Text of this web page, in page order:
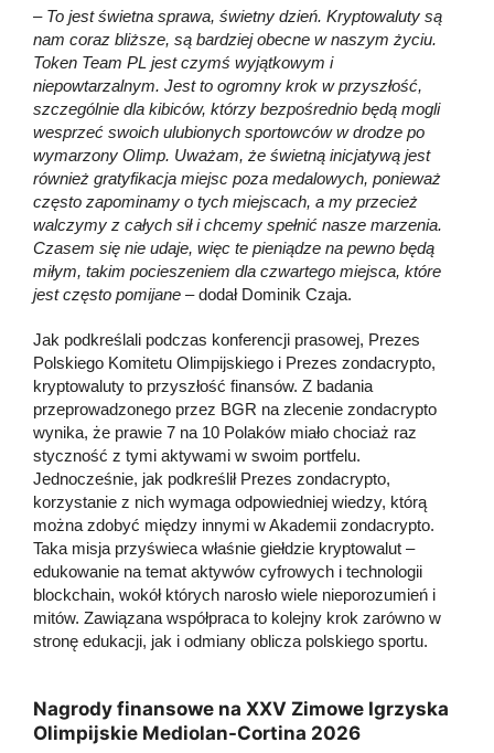
– To jest świetna sprawa, świetny dzień. Kryptowaluty są
nam coraz bliższe, są bardziej obecne w naszym życiu.
Token Team PL jest czymś wyjątkowym i
niepowtarzalnym. Jest to ogromny krok w przyszłość,
szczególnie dla kibiców, którzy bezpośrednio będą mogli
wesprzeć swoich ulubionych sportowców w drodze po
wymarzony Olimp. Uważam, że świetną inicjatywą jest
również gratyfikacja miejsc poza medalowych, ponieważ
często zapominamy o tych miejscach, a my przecież
walczymy z całych sił i chcemy spełnić nasze marzenia.
Czasem się nie udaje, więc te pieniądze na pewno będą
miłym, takim pocieszeniem dla czwartego miejsca, które
jest często pomijane – dodał Dominik Czaja.
Jak podkreślali podczas konferencji prasowej, Prezes
Polskiego Komitetu Olimpijskiego i Prezes zondacrypto,
kryptowaluty to przyszłość finansów. Z badania
przeprowadzonego przez BGR na zlecenie zondacrypto
wynika, że prawie 7 na 10 Polaków miało chociaż raz
styczność z tymi aktywami w swoim portfelu.
Jednocześnie, jak podkreślił Prezes zondacrypto,
korzystanie z nich wymaga odpowiedniej wiedzy, którą
można zdobyć między innymi w Akademii zondacrypto.
Taka misja przyświeca właśnie giełdzie kryptowalut –
edukowanie na temat aktywów cyfrowych i technologii
blockchain, wokół których narosło wiele nieporozumień i
mitów. Zawiązana współpraca to kolejny krok zarówno w
stronę edukacji, jak i odmiany oblicza polskiego sportu.
Nagrody finansowe na XXV Zimowe Igrzyska
Olimpijskie Mediolan-Cortina 2026